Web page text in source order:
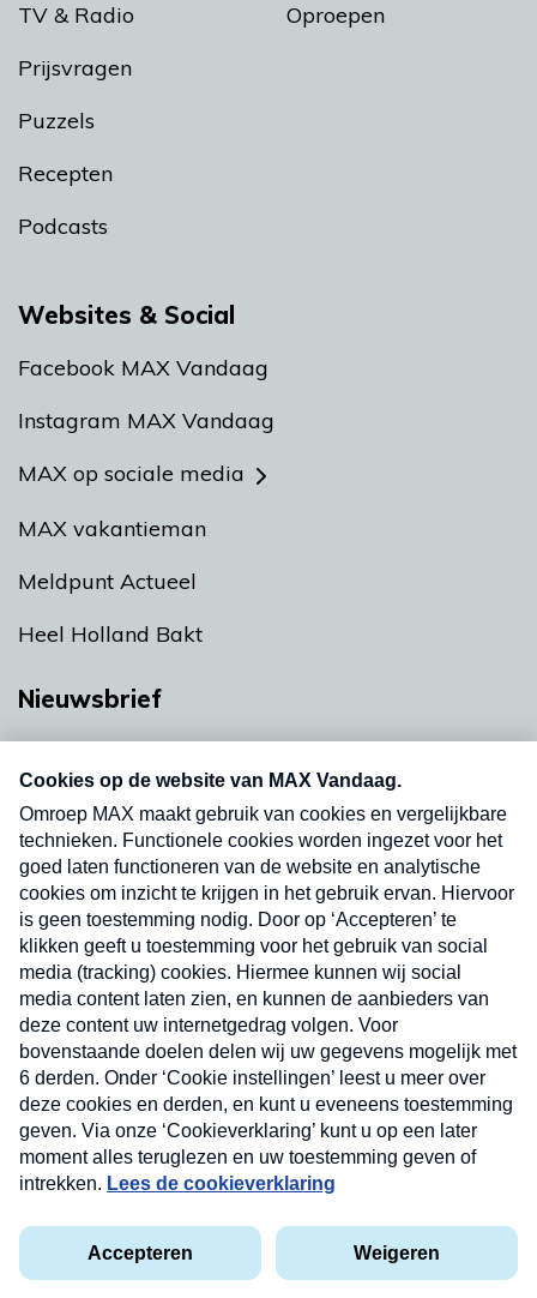
TV & Radio
Prijsvragen
Puzzels
Recepten
Podcasts
Oproepen
Websites & Social
Facebook MAX Vandaag
Instagram MAX Vandaag
MAX op sociale media
MAX vakantieman
Meldpunt Actueel
Heel Holland Bakt
Nieuwsbrief
nieuwsbrief. Elke vrijdag- en dinsdagochtend in
uw mailbox.
Verzend
Privacyverklaring
Cookieverklaring
Kwetsbaarheid melden
Nieuwsbrief
Neem hier een gratis abonnement op onze
nieuwsbrief. Elke vrijdag- en dinsdagochtend in uw